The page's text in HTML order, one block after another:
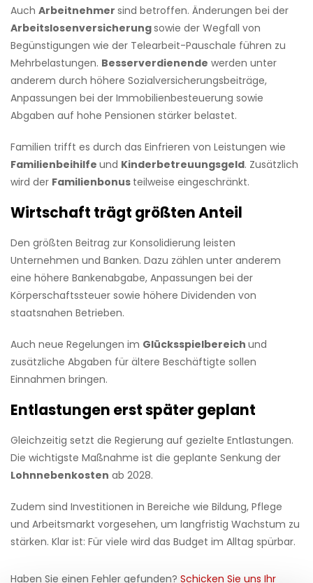
Auch Arbeitnehmer sind betroffen. Änderungen bei der
Arbeitslosenversicherungsowie der Wegfall von
Begünstigungen wie der Telearbeit-Pauschale führen zu
Mehrbelastungen. Besserverdienende werden unter
anderem durch höhere Sozialversicherungsbeiträge,
Anpassungen bei der Immobilienbesteuerung sowie
Abgaben auf hohe Pensionen stärker belastet.
Familien trifft es durch das Einfrieren von Leistungen wie
Familienbeihilfe und Kinderbetreuungsgeld. Zusätzlich
wird der Familienbonus teilweise eingeschränkt.
Wirtschaft trägt größten Anteil
Den größten Beitrag zur Konsolidierung leisten
Unternehmen und Banken. Dazu zählen unter anderem
eine höhere Bankenabgabe, Anpassungen bei der
Körperschaftssteuer sowie höhere Dividenden von
staatsnahen Betrieben.
Auch neue Regelungen im Glücksspielbereich und
zusätzliche Abgaben für ältere Beschäftigte sollen
Einnahmen bringen.
Entlastungen erst später geplant
Gleichzeitig setzt die Regierung auf gezielte Entlastungen.
Die wichtigste Maßnahme ist die geplante Senkung der
Lohnnebenkosten ab 2028.
Zudem sind Investitionen in Bereiche wie Bildung, Pflege
und Arbeitsmarkt vorgesehen, um langfristig Wachstum zu
stärken. Klar ist: Für viele wird das Budget im Alltag spürbar.
Haben Sie einen Fehler gefunden? Schicken Sie uns Ihr